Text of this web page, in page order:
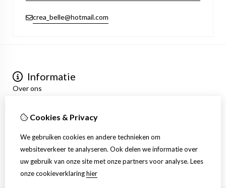
crea_belle@hotmail.com
Informatie
Over ons
Algemene voorwaarden
Mijn account
Inloggen
Bestelhistorie
Verlanglijst
Nieuwsbrief
Cookies & Privacy
We gebruiken cookies en andere technieken om
websiteverkeer te analyseren. Ook delen we informatie over
uw gebruik van onze site met onze partners voor analyse. Lees
onze cookieverklaringhier